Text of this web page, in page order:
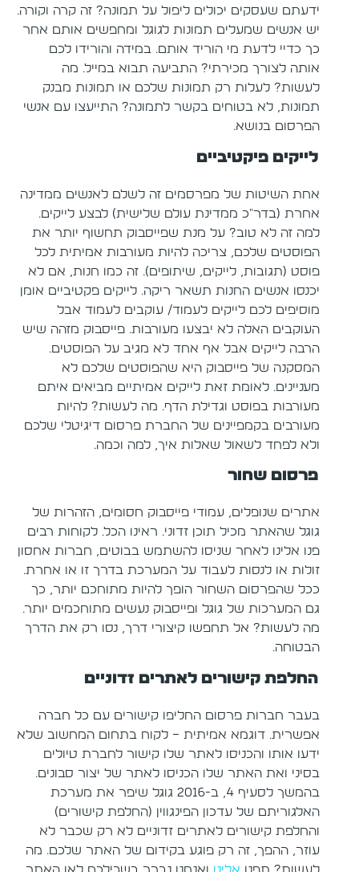
ידעתם שעסקים יכולים ליפול על תמונה? זה קרה וקורה.
יש אנשים שמעלים תמונות לגוגל ומחפשים אותם אחר
כך כדיי לדעת מי הוריד אותם. במידה והורידו לכם
אותה לצורך מכירתי? התביעה תבוא במייל. מה
לעשות? לעלות רק תמונות שלכם או תמונות מבנק
תמונות, לא בטוחים בקשר לתמונה? התייעצו עם אנשי
הפרסום בנושא.
לייקים פיקטיביים
אחת השיטות של מפרסמים זה לשלם לאנשים ממדינה
אחרת (בדר"כ ממדינת עולם שלישית) לבצע לייקים.
למה זה לא טוב? על מנת שפייסבוק תחשוף יותר את
הפוסטים שלכם, צריכה להיות מעורבות אמיתית לכל
פוסט (תגובות, לייקים, שיתופים). זה כמו חנות, אם לא
יכנסו אנשים החנות תשאר ריקה. לייקים פקטיביים אומן
מוסיפים לכם לייקים לעמוד/ עוקבים לעמוד אבל
העוקבים האלה לא יבצעו מעורבות. פייסבוק מזהה שיש
הרבה לייקים אבל אף אחד לא מגיב על הפוסטים.
המסקנה של פייסבוק היא שהפוסטים שלכם לא
מעניינים. לאומת זאת לייקים אמיתיים מביאים איתם
מעורבות בפוסט וגדילת הדף. מה לעשות? להיות
מעורבים בקמפיינים של החברת פרסום דיגיטלי שלכם
ולא לפחד לשאול שאלות איך, למה וכמה.
פרסום שחור
אתרים שנופלים, עמודי פייסבוק חסומים, הזהרות של
גוגל שהאתר מכיל תוכן זדוני… ראינו הכל. לקוחות רבים
פנו אלינו לאחר שניסו להשתמש בבוטים, חברות אחסון
זולות או לנסות לעבוד על המערכת בדרך זו או אחרת.
ככל שהפרסום השחור הופך להיות מתוחכם יותר, כך
גם המערכות של גוגל ופייסבוק נעשים מתוחכמים יותר.
מה לעשות? אל תחפשו קיצורי דרך, נסו רק את הדרך
הבטוחה.
החלפת קישורים לאתרים זדוניים
בעבר חברות פרסום החליפו קישורים עם כל חברה
אפשרית. דוגמא אמיתית – לקוח בתחום המחשוב שלא
ידעו אותו והכניסו לאתר שלו קישור לחברת טיולים
בסיני ואת האתר שלו הכניסו לאתר של יצור סבונים.
בהמשך לסעיף 4, ב-2016 גוגל שיפר את מערכת
האלגוריתם של עדכון הפינגווין (החלפת קישורים)
והחלפת קישורים לאתרים זדוניים לא רק שכבר לא
עוזר, ההפך, זה רק פוגע בקידום של האתר שלכם. מה
לעשות? תפנו אלינוואנחנו נברר בשבילכם לאן האתר